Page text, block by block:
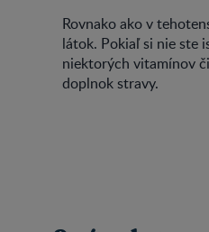
Rovnako ako v
látok. Pokiaľ si nie ste
niektorých vitamínov
doplnok stravy.